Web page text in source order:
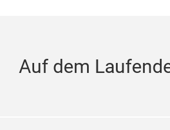
Auf dem